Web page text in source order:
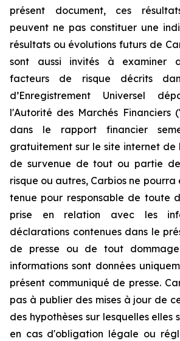
présent document, ces
peuvent ne pas constituer une
résultats ou évolutions futurs de
sont aussi invités à examiner
facteurs de risque décrits
d’Enregistrement Universel
l'Autorité des Marchés Financiers
dans le rapport financier
gratuitement sur le site internet de
de survenue de tout ou partie
risque ou autres, Carbios ne pourra
tenue pour responsable de toute
prise en relation avec les
déclarations contenues dans le
de presse ou de tout
informations sont données
présent communiqué de presse.
pas à publier des mises à jour de
des hypothèses sur lesquelles elles
en cas d'obligation légale ou